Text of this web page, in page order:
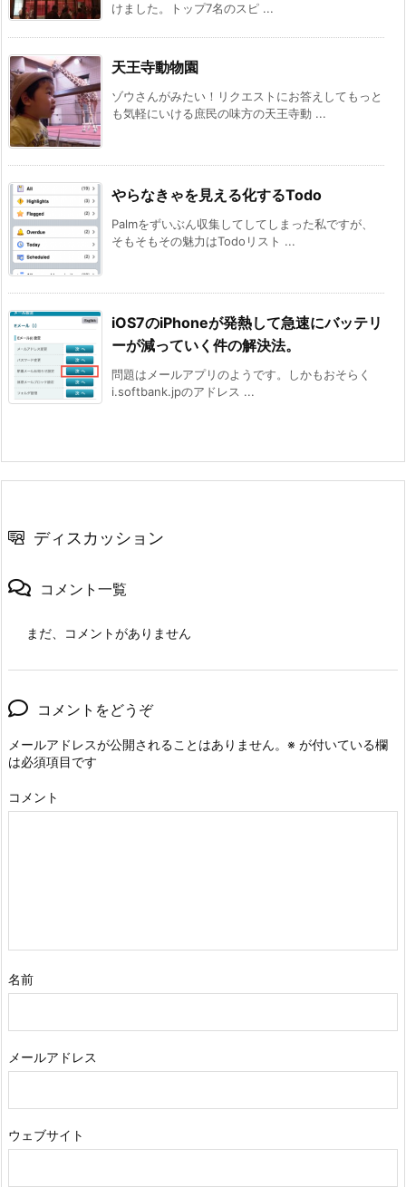
けました。トップ7名のスピ ...
天王寺動物園
ゾウさんがみたい！リクエストにお答えしてもっと
も気軽にいける庶民の味方の天王寺動 ...
やらなきゃを見える化するTodo
Palmをずいぶん収集してしてしまった私ですが、
そもそもその魅力はTodoリスト ...
iOS7のiPhoneが発熱して急速にバッテリ
ーが減っていく件の解決法。
問題はメールアプリのようです。しかもおそらく
i.softbank.jpのアドレス ...
ディスカッション
コメント一覧
まだ、コメントがありません
コメントをどうぞ
メールアドレスが公開されることはありません。 ※ が付いている欄
は必須項目です
コメント
名前
メールアドレス
ウェブサイト